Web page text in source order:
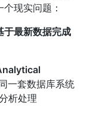
现实问题：
于最新数据完成
一套数据库系统
析处理